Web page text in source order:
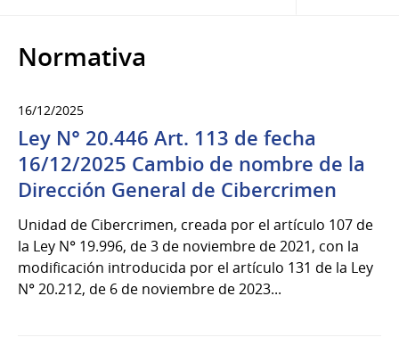
Normativa
16/12/2025
Ley N° 20.446 Art. 113 de fecha
16/12/2025 Cambio de nombre de la
Dirección General de Cibercrimen
Unidad de Cibercrimen, creada por el artículo 107 de
la Ley N° 19.996, de 3 de noviembre de 2021, con la
modificación introducida por el artículo 131 de la Ley
N° 20.212, de 6 de noviembre de 2023...